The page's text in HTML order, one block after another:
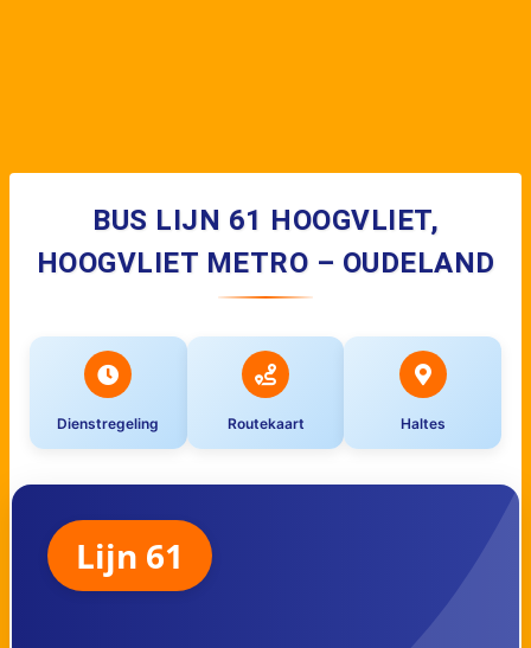
BUS LIJN 61 HOOGVLIET,
HOOGVLIET METRO – OUDELAND
Dienstregeling Routekaart Haltes
Lijn 61